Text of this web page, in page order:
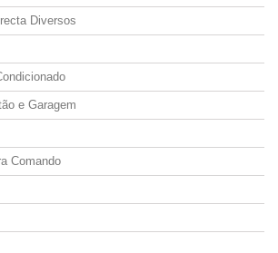
Diversos
e Garagem
Comando